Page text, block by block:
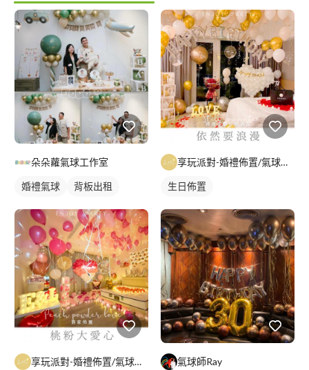
朵朵蘿氣球工作室
婚禮氣球 背板出租
享玩派對-婚禮佈置/氣球花藝
享玩派對-婚禮佈置/氣球花藝
生日佈置
氣球師Ray